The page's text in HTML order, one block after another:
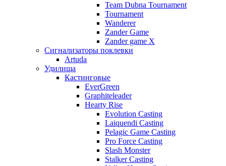
Team Dubna Tournament
Tournament
Wanderer
Zander Game
Zander game X
Сигнализаторы поклевки
Artuda
Удилища
Кастинговые
EverGreen
Graphiteleader
Hearty Rise
Evolution Casting
Laiquendi Casting
Pelagic Game Casting
Pro Force Casting
Slash Monster
Stalker Casting